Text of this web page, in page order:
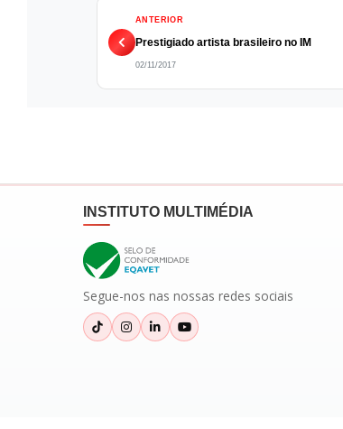
ANTERIOR
Prestigiado artista brasileiro no IM
02/11/2017
INSTITUTO MULTIMÉDIA
Segue-nos nas nossas redes sociais